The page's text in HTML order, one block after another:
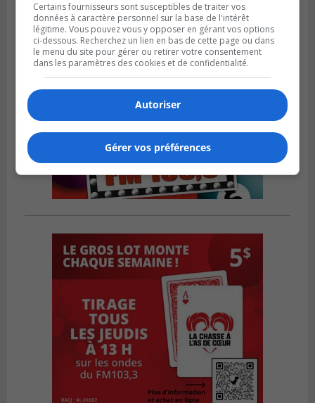
Certains fournisseurs sont susceptibles de traiter vos
données à caractère personnel sur la base de l'intérêt
légitime. Vous pouvez vous y opposer en gérant vos options
ci-dessous. Recherchez un lien en bas de cette page ou dans
le menu du site pour gérer ou retirer votre consentement
dans les paramètres des cookies et de confidentialité.
Autoriser
Gérer vos préférences